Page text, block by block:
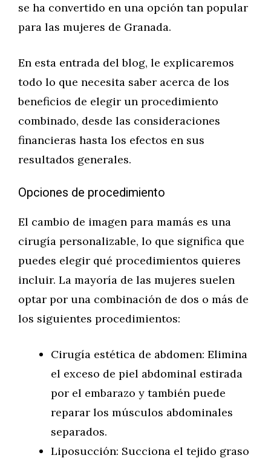
se ha convertido en una opción tan popular
para las mujeres de Granada.
En esta entrada del blog, le explicaremos
todo lo que necesita saber acerca de los
beneficios de elegir un procedimiento
combinado, desde las consideraciones
financieras hasta los efectos en sus
resultados generales.
Opciones de procedimiento
El cambio de imagen para mamás es una
cirugía personalizable, lo que significa que
puedes elegir qué procedimientos quieres
incluir. La mayoría de las mujeres suelen
optar por una combinación de dos o más de
los siguientes procedimientos:
Cirugía estética de abdomen: Elimina
el exceso de piel abdominal estirada
por el embarazo y también puede
reparar los músculos abdominales
separados.
Liposucción: Succiona el tejido graso